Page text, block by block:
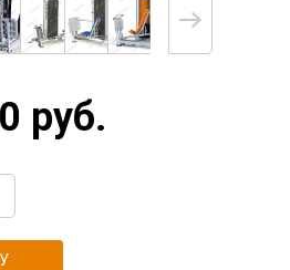
руб.